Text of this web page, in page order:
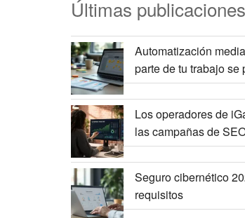
Últimas publicaciones
Automatización
parte de tu trabajo se
Los operadores de
las campañas de
Seguro cibernético
requisitos